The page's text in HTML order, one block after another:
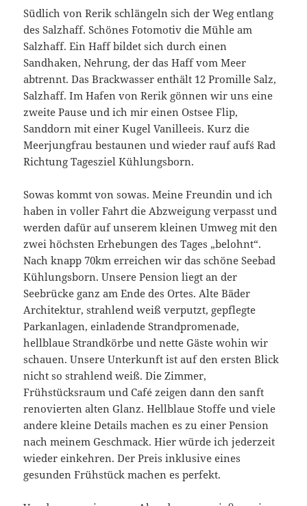
Südlich von Rerik schlängeln sich der Weg entlang
des Salzhaff. Schönes Fotomotiv die Mühle am
Salzhaff. Ein Haff bildet sich durch einen
Sandhaken, Nehrung, der das Haff vom Meer
abtrennt. Das Brackwasser enthält 12 Promille Salz,
Salzhaff. Im Hafen von Rerik gönnen wir uns eine
zweite Pause und ich mir einen Ostsee Flip,
Sanddorn mit einer Kugel Vanilleeis. Kurz die
Meerjungfrau bestaunen und wieder rauf auf´s Rad
Richtung Tagesziel Kühlungsborn.
Sowas kommt von sowas. Meine Freundin und ich
haben in voller Fahrt die Abzweigung verpasst und
werden dafür auf unserem kleinen Umweg mit den
zwei höchsten Erhebungen des Tages „belohnt“.
Nach knapp 70km erreichen wir das schöne Seebad
Kühlungsborn. Unsere Pension liegt an der
Seebrücke ganz am Ende des Ortes. Alte Bäder
Architektur, strahlend weiß verputzt, gepflegte
Parkanlagen, einladende Strandpromenade,
hellblaue Strandkörbe und nette Gäste wohin wir
schauen. Unsere Unterkunft ist auf den ersten Blick
nicht so strahlend weiß. Die Zimmer,
Frühstücksraum und Café zeigen dann den sanft
renovierten alten Glanz. Hellblaue Stoffe und viele
andere kleine Details machen es zu einer Pension
nach meinem Geschmack. Hier würde ich jederzeit
wieder einkehren. Der Preis inklusive eines
gesunden Frühstück machen es perfekt.